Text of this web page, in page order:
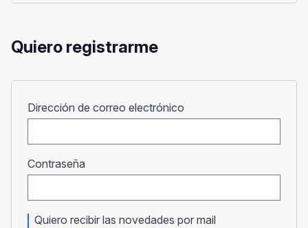
Quiero registrarme
Dirección de correo electrónico
Contraseña
Quiero recibir las novedades por mail